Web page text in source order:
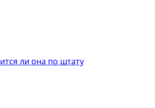
ли она по штату